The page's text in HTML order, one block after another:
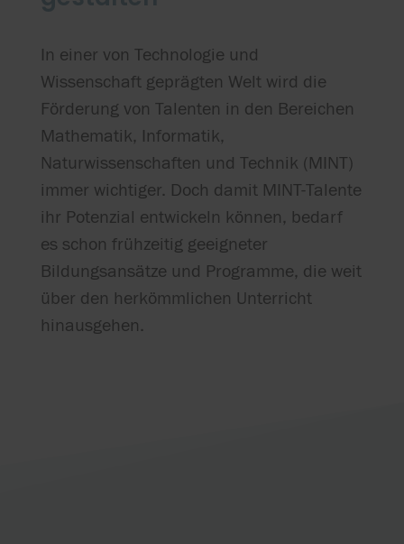
In einer von Technologie und
Wissenschaft geprägten Welt wird die
Förderung von Talenten in den Bereichen
Mathematik, Informatik,
Naturwissenschaften und Technik (MINT)
immer wichtiger. Doch damit MINT-Talente
ihr Potenzial entwickeln können, bedarf
es schon frühzeitig geeigneter
Bildungsansätze und Programme, die weit
über den herkömmlichen Unterricht
hinausgehen.